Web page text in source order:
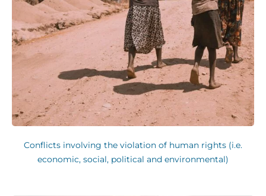
Conflicts involving the violation of human rights (i.e.
economic, social, political and environmental)